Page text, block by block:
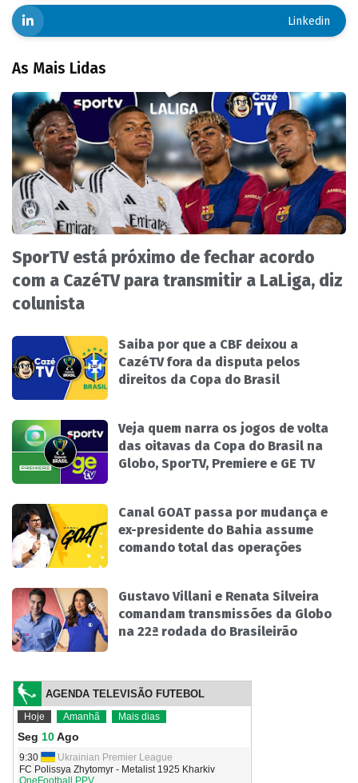
Linkedin
As Mais Lidas
SporTV está próximo de fechar acordo
com a CazéTV para transmitir a LaLiga, diz
colunista
Saiba por que a CBF deixou a
CazéTV fora da disputa pelos
direitos da Copa do Brasil
Veja quem narra os jogos de volta
das oitavas da Copa do Brasil na
Globo, SporTV, Premiere e GE TV
Canal GOAT passa por mudança e
ex-presidente do Bahia assume
comando total das operações
Gustavo Villani e Renata Silveira
comandam transmissões da Globo
na 22ª rodada do Brasileirão